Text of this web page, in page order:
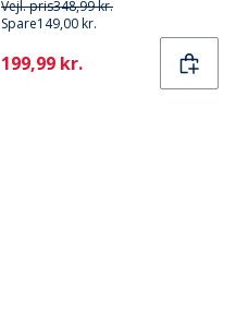
Vejl. pris348,99 kr.
Spare149,00 kr.
Current
199,99 kr.